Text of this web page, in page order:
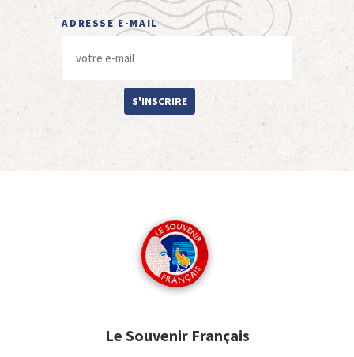
ADRESSE E-MAIL
S'INSCRIRE
Le Souvenir Français